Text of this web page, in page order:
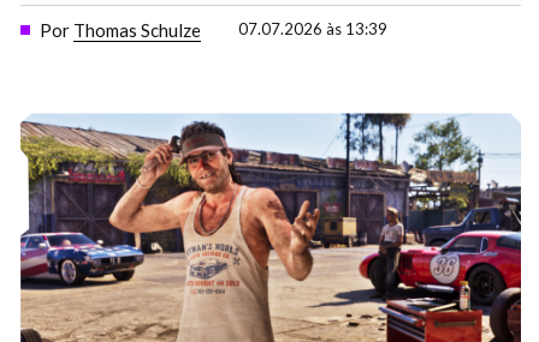
Por Thomas Schulze 07.07.2026 às 13:39